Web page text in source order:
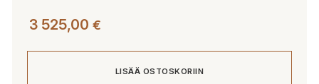
3 525,00 €
LISÄÄ OSTOSKORIIN